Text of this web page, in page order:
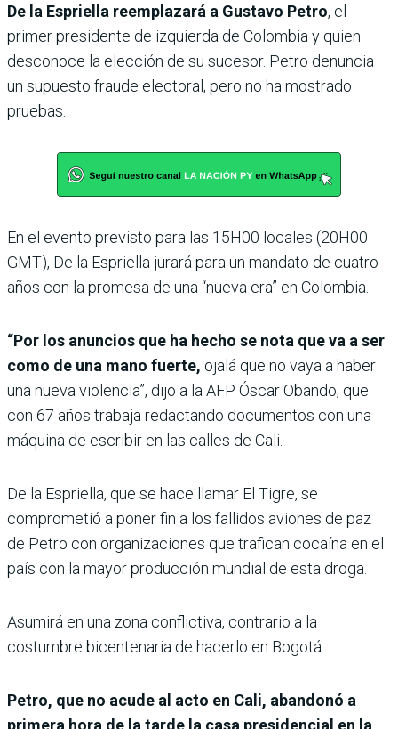
De la Espriella reemplazará a Gustavo Petro, el
primer presidente de izquierda de Colombia y quien
desconoce la elección de su sucesor. Petro denuncia
un supuesto fraude electoral, pero no ha mostrado
pruebas.
En el evento previsto para las 15H00 locales (20H00
GMT), De la Espriella jurará para un mandato de cuatro
años con la promesa de una “nueva era” en Colombia.
“Por los anuncios que ha hecho se nota que va a ser
como de una mano fuerte, ojalá que no vaya a haber
una nueva violencia”, dijo a la AFP Óscar Obando, que
con 67 años trabaja redactando documentos con una
máquina de escribir en las calles de Cali.
De la Espriella, que se hace llamar El Tigre, se
comprometió a poner fin a los fallidos aviones de paz
de Petro con organizaciones que trafican cocaína en el
país con la mayor producción mundial de esta droga.
Asumirá en una zona conflictiva, contrario a la
costumbre bicentenaria de hacerlo en Bogotá.
Petro, que no acude al acto en Cali, abandonó a
primera hora de la tarde la casa presidencial en la